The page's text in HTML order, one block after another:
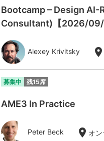
Bootcamp – Design
Consultant)【2026/
Alexey Krivitsky location_on
募集中 残15席
AME3 In Practice
Peter Beck location_on オ